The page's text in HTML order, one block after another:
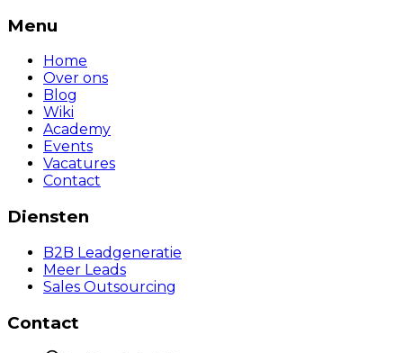
Menu
Home
Over ons
Blog
Wiki
Academy
Events
Vacatures
Contact
Diensten
B2B Leadgeneratie
Meer Leads
Sales Outsourcing
Contact